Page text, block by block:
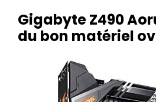
Gigabyte Z490
du bon matériel